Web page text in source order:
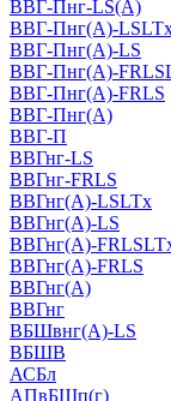
ВВГ-Пнг-LS(А)
ВВГ-Пнг(А)-
ВВГ-Пнг(А)-LS
ВВГ-Пнг(А)-
ВВГ-Пнг(А)-FRLS
ВВГ-Пнг(А)
ВВГ-П
ВВГнг-LS
ВВГнг-FRLS
ВВГнг(А)-LSLTx
ВВГнг(А)-LS
ВВГнг(А)-
ВВГнг(А)-FRLS
ВВГнг(А)
ВВГнг
ВБШвнг(А)-LS
ВБШВ
АСБл
АПвБШп(г)